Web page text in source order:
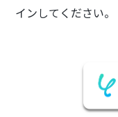
インしてください。